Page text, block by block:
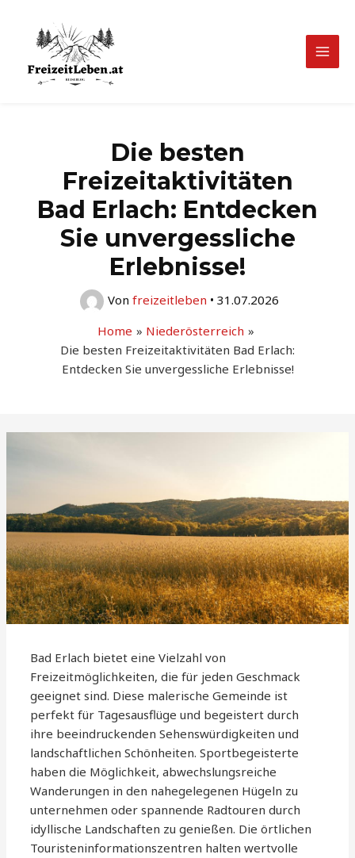
springen
Main
Die besten
Freizeitaktivitäten
Bad Erlach: Entdecken
Sie unvergessliche
Erlebnisse!
Von freizeitleben • 31.07.2026
Home
Niederösterreich
Die besten Freizeitaktivitäten Bad Erlach:
Entdecken Sie unvergessliche Erlebnisse!
Bad Erlach bietet eine Vielzahl von
Freizeitmöglichkeiten, die für jeden Geschmack
geeignet sind. Diese malerische Gemeinde ist
perfekt für Tagesausflüge und begeistert durch
ihre beeindruckenden Sehenswürdigkeiten und
landschaftlichen Schönheiten. Sportbegeisterte
haben die Möglichkeit, abwechslungsreiche
Wanderungen in den nahegelegenen Hügeln zu
unternehmen oder spannende Radtouren durch
idyllische Landschaften zu genießen. Die örtlichen
Touristeninformationszentren halten wertvolle